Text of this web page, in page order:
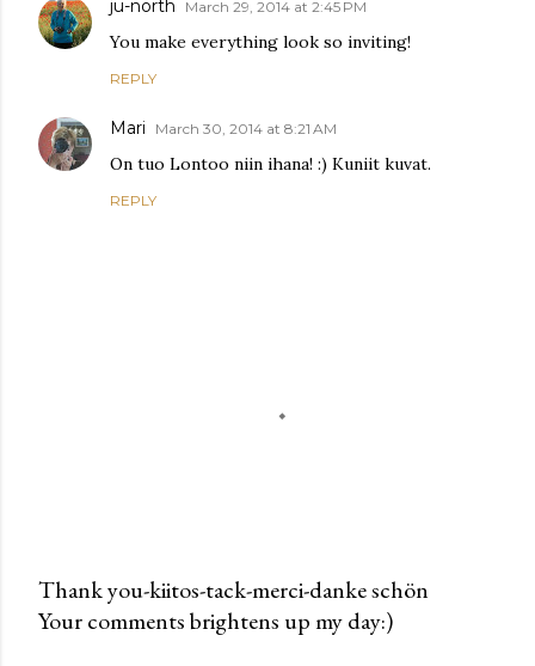
ju-north March 29, 2014 at 2:45 PM
You make everything look so inviting!
REPLY
Mari March 30, 2014 at 8:21 AM
On tuo Lontoo niin ihana! :) Kuniit kuvat.
REPLY
P
Thank you-kiitos-tack-merci-danke schön
Your comments brightens up my day:)